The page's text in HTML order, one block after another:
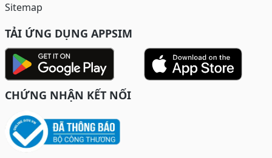
Sitemap
TẢI ỨNG DỤNG APPSIM
CHỨNG NHẬN KẾT NỐI